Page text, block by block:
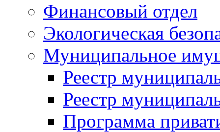
Финансовый отдел
Экологическая
Муниципальное
Реестр
Реестр
Программа